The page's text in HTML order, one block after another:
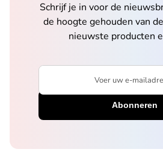
Schrijf je in voor de
de hoogte gehouden van
nieuwste producten
Voer uw e-mailadres in